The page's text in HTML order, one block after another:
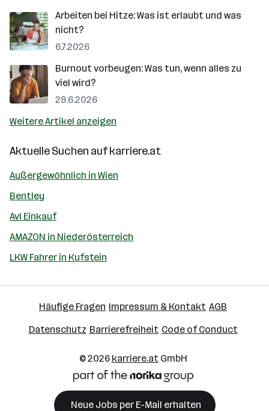
Arbeiten bei Hitze: Was ist erlaubt und was
nicht?
6.7.2026
Burnout vorbeugen: Was tun, wenn alles zu
viel wird?
29.6.2026
Weitere Artikel anzeigen
Aktuelle Suchen aufkarriere.at
Außergewöhnlich in Wien
Bentley
Avl Einkauf
AMAZON in Niederösterreich
LKW Fahrer in Kufstein
Häufige Fragen Impressum & Kontakt AGB
Datenschutz Barrierefreiheit Code of Conduct
© 2026 karriere.atGmbH
Neue Jobs per E-Mail erhalten